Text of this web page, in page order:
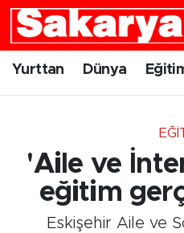
Yurttan Dünya
'Aile ve
eğitim
Eskişehir Aile ve
Yurttan
Gündem
Eskişehirspor
Eskişehir Nöbetçi
Eskişehir Trafik
Süper Lig Puan